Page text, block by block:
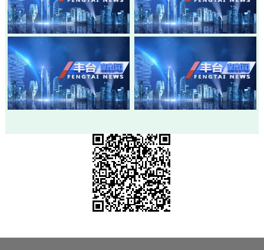
20260803-丰台新闻
20260730-丰台新闻
20260728-丰台新闻